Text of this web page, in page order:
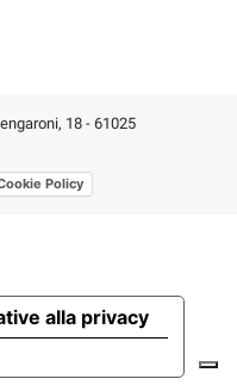
18 - 61025
Policy
alla privacy